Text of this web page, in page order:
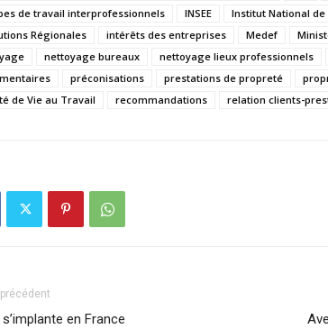
de travail interprofessionnels
INSEE
Institut National de
Régionales
intérêts des entreprises Medef
nettoyage bureaux nettoyage lieux professionnels
préconisations prestations de propreté
de Vie au Travail
recommandations relation clients-
s’implante en France